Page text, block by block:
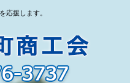
応援します。